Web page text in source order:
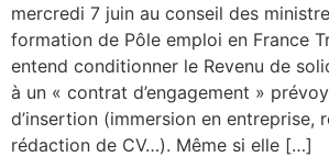
mer­cre­di 7 juin au conseil des
for­ma­tion de Pôle emploi en France
entend condi­tion­ner le Reve­nu de
à un « contrat d’engagement »
d’insertion (immer­sion en entre­prise,
rédac­tion de CV…). Même si elle […]